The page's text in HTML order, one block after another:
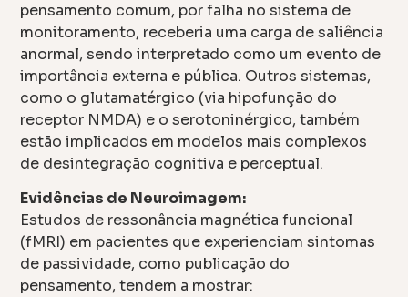
pensamento comum, por falha no sistema de
monitoramento, receberia uma carga de saliência
anormal, sendo interpretado como um evento de
importância externa e pública. Outros sistemas,
como o glutamatérgico (via hipofunção do
receptor NMDA) e o serotoninérgico, também
estão implicados em modelos mais complexos
de desintegração cognitiva e perceptual.
Evidências de Neuroimagem:
Estudos de ressonância magnética funcional
(fMRI) em pacientes que experienciam sintomas
de passividade, como publicação do
pensamento, tendem a mostrar: